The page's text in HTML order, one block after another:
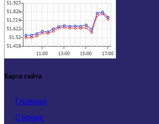
Карта сайта
Главная
Сервис